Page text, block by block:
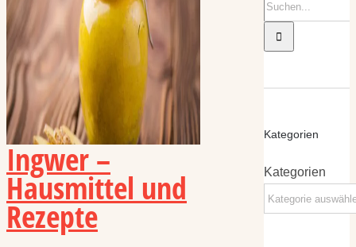
Ingwer –
Hausmittel und
Rezepte
Kategorien
Kategorien